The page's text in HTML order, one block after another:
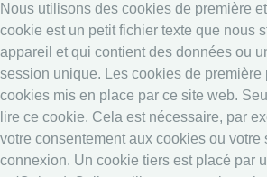
Nous utilisons des cookies de première
cookie est un petit fichier texte que nous
appareil et qui contient des données ou
session unique. Les cookies de première
cookies mis en place par ce site web.
lire ce cookie. Cela est nécessaire, par
votre consentement aux cookies ou votre
connexion. Un cookie tiers est placé par
Système en ligne
Système en ligne
Calendrier
Classement
Légal
Securité data